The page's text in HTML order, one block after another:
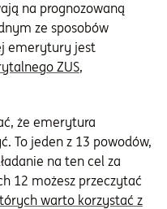
na prognozowaną
ze sposobów
emerytury jest
ZUS,
że emerytura
To jeden z 13 powodów,
na ten cel za
12 możesz przeczytać
warto korzystać z